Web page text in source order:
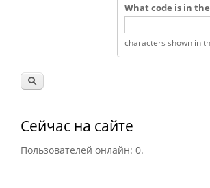
What code is in
characters shown in
Сейчас на сайте
Пользователей онлайн: 0.